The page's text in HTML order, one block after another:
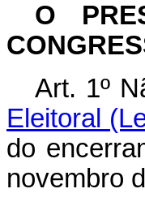
O
Art. 1º
Eleitoral
do
novembro